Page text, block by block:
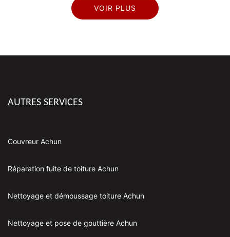
VOIR PLUS
AUTRES SERVICES
Couvreur Achun
Réparation fuite de toiture Achun
Nettoyage et démoussage toiture Achun
Nettoyage et pose de gouttière Achun